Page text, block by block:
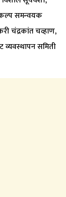
समन्वयक
चंद्रकांत चव्हाण,
व्यवस्थापन समिती